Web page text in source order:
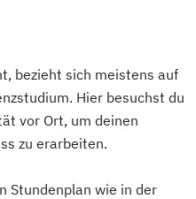
/ Reiseverkehr
bezieht sich meistens auf
Hier besuchst du
vor Ort, um deinen
zu erarbeiten.
Stundenplan wie in der